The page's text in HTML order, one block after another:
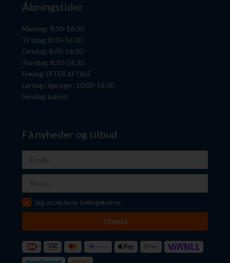
Åbningstider
Mandag: 8:30-16:30
Tirsdag: 8:30-16:30
Onsdag: 8:30-16:30
Torsdag: 8:30-16:30
Fredag: EFTER AFTALE
Lørdag i lige uger: 10:00-16:00
Søndag: Lukket
Få nyheder og tilbud
Jeg accepterer betingelserne